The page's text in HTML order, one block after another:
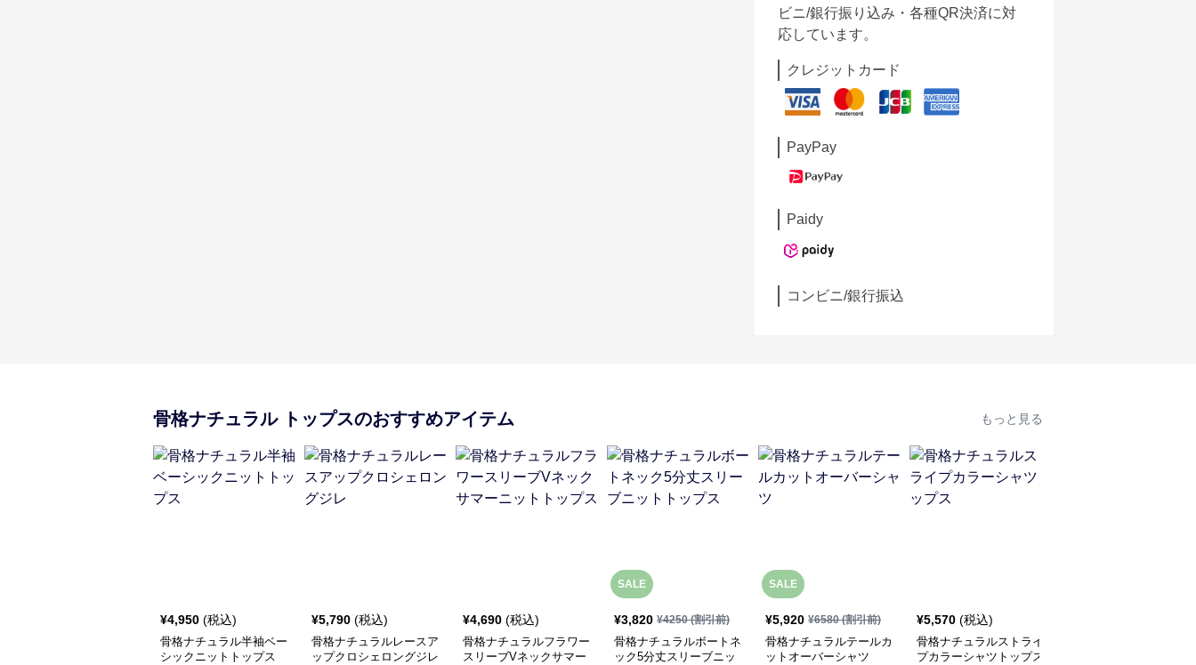
ビニ/銀行振り込み・各種QR決済に対
応しています。
クレジットカード
PayPay
Paidy
コンビニ/銀行振込
骨格ナチュラル トップスのおすすめアイテム もっと見る
¥4,950 (税込)
骨格ナチュラル半袖ベー
シックニットトップス
¥5,790 (税込)
骨格ナチュラルレースア
ップクロシェロングジレ
¥4,690 (税込)
骨格ナチュラルフラワー
スリーブVネックサマー
SALE
¥3,820 ¥4250(割引前)
骨格ナチュラルボートネ
ック5分丈スリーブニッ
SALE
¥5,920 ¥6580(割引前)
骨格ナチュラルテールカ
ットオーバーシャツ
¥5,570 (税込)
骨格ナチュラルストライ
プカラーシャツトップス